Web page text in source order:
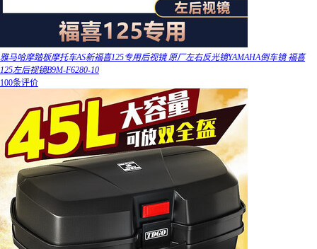
雅马哈摩踏板摩托车AS新福喜125专用后视镜 原厂左右反光镜YAMAHA倒车镜 福喜
125左后视镜B9M-F6280-10
100条评价